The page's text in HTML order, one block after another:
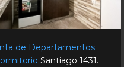
de Departamentos
Santiago 1431.